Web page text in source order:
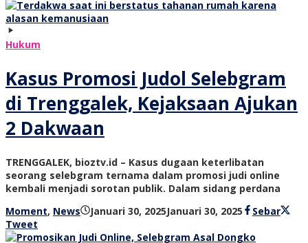
Hukum
Kasus Promosi Judol Selebgram
di Trenggalek, Kejaksaan Ajukan
2 Dakwaan
TRENGGALEK, bioztv.id – Kasus dugaan keterlibatan
seorang selebgram ternama dalam promosi judi online
kembali menjadi sorotan publik. Dalam sidang perdana
Moment, News Januari 30, 2025Januari 30, 2025 oleh
tv
Sebar
Tweet